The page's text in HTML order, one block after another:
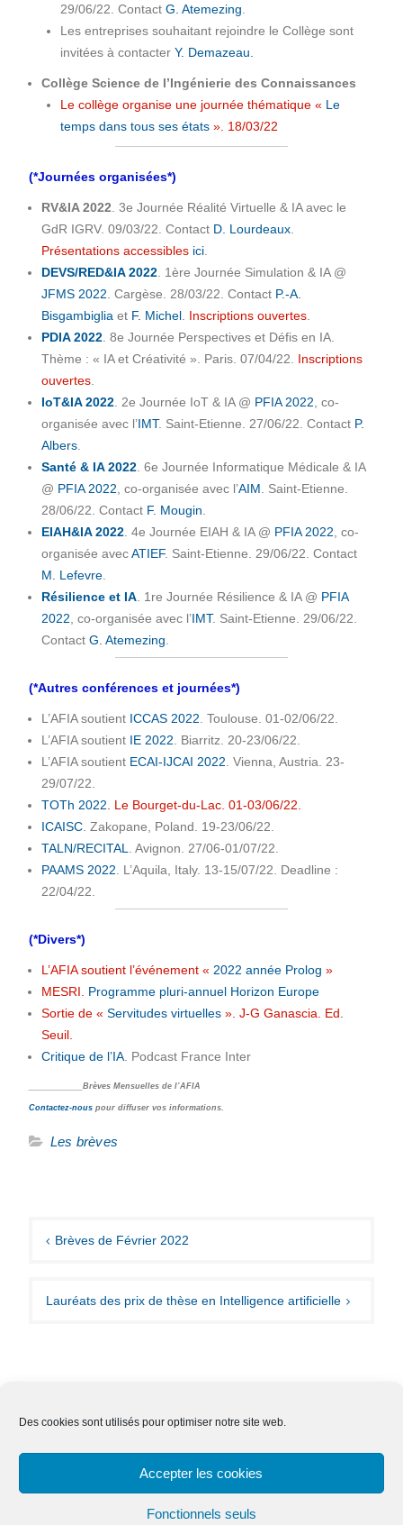
Des cookies sont utilisés pour optimiser notre site web.
Accepter les cookies
Fonctionnels seuls
29/06/22. Contact G. Atemezing
Les entreprises souhaitant rejoindre le Collège sont
invitées à contacter Y. Demazeau.
Collège Science de l’Ingénierie des Connaissances
Le collège organise une journée thématique « Le
temps dans tous ses états». 18/03/22
(*Journées organisées*)
RV&IA 2022 . 3e Journée Réalité Virtuelle & IA avec le
GdR IGRV. 09/03/22. Contact D. Lourdeaux.
Présentations accessibles ici.
DEVS/RED&IA 2022. 1ère Journée Simulation & IA @
JFMS 2022 . Cargèse. 28/03/22. Contact P.-A.
Bisgambiglia et F. Michel. Inscriptions ouvertes.
PDIA 2022. 8e Journée Perspectives et Défis en IA.
Thème : « IA et Créativité ». Paris. 07/04/22. Inscriptions
ouvertes.
IoT&IA 2022. 2e Journée IoT & IA @ PFIA 2022 , co-
organisée avec l’IMT. Saint-Etienne. 27/06/22. Contact P.
Albers.
Santé & IA 2022. 6e Journée Informatique Médicale & IA
@ PFIA 2022 , co-organisée avec l’AIM . Saint-Etienne.
28/06/22. Contact F. Mougin
EIAH&IA 2022. 4e Journée EIAH & IA @ PFIA 2022 , co-
organisée avecATIEF. Saint-Etienne. 29/06/22. Contact
M. Lefevre.
Résilience et IA. 1re Journée Résilience & IA @ PFIA
2022 , co-organisée avec l’IMT. Saint-Etienne. 29/06/22.
Contact G. Atemezing
(*Autres conférences et journées*)
L’AFIA soutient ICCAS 2022 . Toulouse. 01-02/06/22.
L’AFIA soutient IE 2022 . Biarritz. 20-23/06/22.
L’AFIA soutient ECAI-IJCAI 2022 . Vienna, Austria. 23-
29/07/22.
TOTh 2022 . Le Bourget-du-Lac. 01-03/06/22.
ICAISC. Zakopane, Poland. 19-23/06/22.
TALN/RECITAL
. Avignon. 27/06-01/07/22.
PAAMS 2022 . L’Aquila, Italy. 13-15/07/22. Deadline :
22/04/22.
(*Divers*)
L’AFIA soutient l’événement « 2022 année Prolog »
MESRI. Programme pluri-annuel Horizon Europe
Sortie de « Servitudes virtuelles». J-G Ganascia. Ed.
Seuil.
Critique de l’IA. Podcast France Inter
____________Brèves Mensuelles de l’AFIA
Contactez-nouspour diffuser vos informations.
Les brèves
de Brèves de Février 2022
Lauréats des prix de thèse en Intelligence artificielle
Nous contacter Adhésion Mentions légales
Effacer ses données